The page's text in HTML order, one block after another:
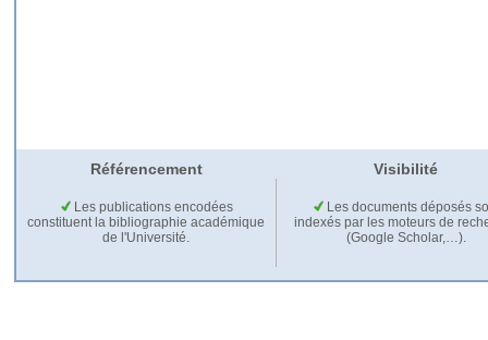
Référencement Visibilité
Les publications encodées
constituent la bibliographie académique
de l'Université.
Les documents déposés
indexés par les moteurs de
(Google Scholar,…).